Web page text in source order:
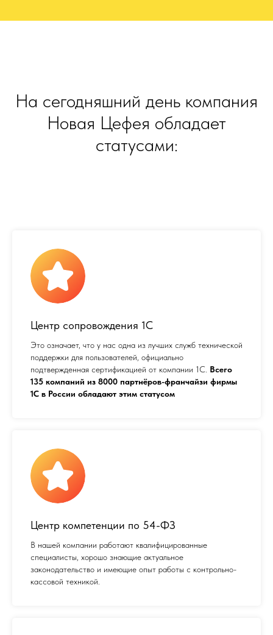
На сегодняшний день компания
Новая Цефея обладает
статусами:
Центр сопровождения 1С
Это означает, что у нас одна из лучших служб технической
поддержки для пользователей, официально
подтвержденная сертификацией от компании 1С. Всего
135 компаний из 8000 партнёров-франчайзи фирмы
1С в России обладают этим статусом
Центр компетенции по 54-ФЗ
В нашей компании работают квалифицированные
специалисты, хорошо знающие актуальное
законодательство и имеющие опыт работы с контрольно-
кассовой техникой.